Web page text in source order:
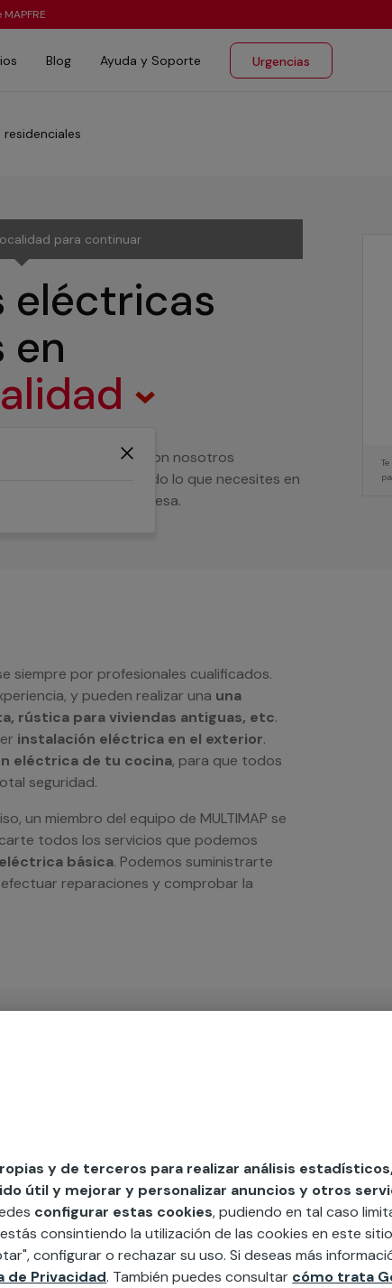
Blog Ayuda y Soporte Urgencias
para continuar
eléctricas
en
de tu vivienda? Con nosotros
se hará cargo de todo lo que necesites en
en el local de tu empresa.
siempre por profesionales cualificados.
y pueden realizar una una
rústica para viviendas antiguas, etc.
instalación eléctrica en el exterior.
eléctrica de tu cocina, para que todos
seguridad.
un miembro del equipo de MULTIMAP se
todos los servicios que podemos
básica. Podemos suministrarte
reparaciones y comprobar la
incluyendo todo lo que necesites:
etc. Cuéntanos que necesitas
y de terceros para realizar análisis
útil y mejorar y personalizar anuncios y otros
configurar estas cookies, pudiendo en tal caso
consintiendo la utilización de las cookies en este
configurar o rechazar su uso. Si deseas más
de Privacidad. También puedes consultar cómo trata